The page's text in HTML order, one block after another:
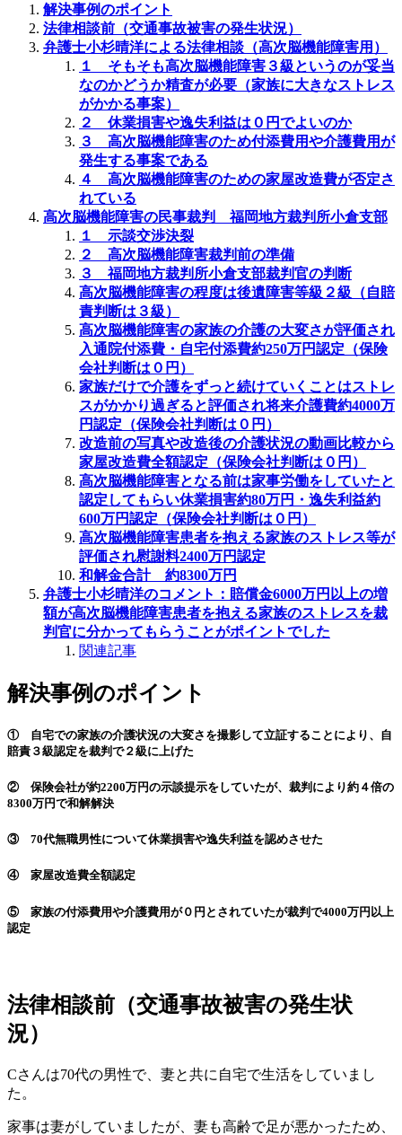
解決事例のポイント
法律相談前（交通事故被害の発生状況）
弁護士小杉晴洋による法律相談（高次脳機能障害用）
１ そもそも高次脳機能障害３級というのが妥当
なのかどうか精査が必要（家族に大きなストレス
がかかる事案）
２ 休業損害や逸失利益は０円でよいのか
３ 高次脳機能障害のため付添費用や介護費用が
発生する事案である
４ 高次脳機能障害のための家屋改造費が否定さ
れている
高次脳機能障害の民事裁判 福岡地方裁判所小倉支部
１ 示談交渉決裂
２ 高次脳機能障害裁判前の準備
３ 福岡地方裁判所小倉支部裁判官の判断
高次脳機能障害の程度は後遺障害等級２級（自賠
責判断は３級）
高次脳機能障害の家族の介護の大変さが評価され
入通院付添費・自宅付添費約250万円認定（保険
会社判断は０円）
家族だけで介護をずっと続けていくことはストレ
スがかかり過ぎると評価され将来介護費約4000万
円認定（保険会社判断は０円）
改造前の写真や改造後の介護状況の動画比較から
家屋改造費全額認定（保険会社判断は０円）
高次脳機能障害となる前は家事労働をしていたと
認定してもらい休業損害約80万円・逸失利益約
600万円認定（保険会社判断は０円）
高次脳機能障害患者を抱える家族のストレス等が
評価され慰謝料2400万円認定
和解金合計 約8300万円
弁護士小杉晴洋のコメント： 賠償金6000万円以上の増
額が高次脳機能障害患者を抱える家族のストレスを裁
判官に分かってもらうことがポイントでした
関連記事
解決事例のポイント
① 自宅での家族の介護状況の大変さを撮影して立証することにより、自
賠責３級認定を裁判で２級に上げた
② 保険会社が約2200万円の示談提示をしていたが、裁判により約４倍の
8300万円で和解解決
③ 70代無職男性について休業損害や逸失利益を認めさせた
④ 家屋改造費全額認定
⑤ 家族の付添費用や介護費用が０円とされていたが裁判で4000万円以上
認定
法律相談前（交通事故被害の発生状
況）
Cさんは70代の男性で、妻と共に自宅で生活をしていまし
た。
家事は妻がしていましたが、妻も高齢で足が悪かったため、